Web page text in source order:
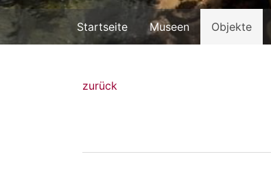
Startseite Museen Objekte
zurück